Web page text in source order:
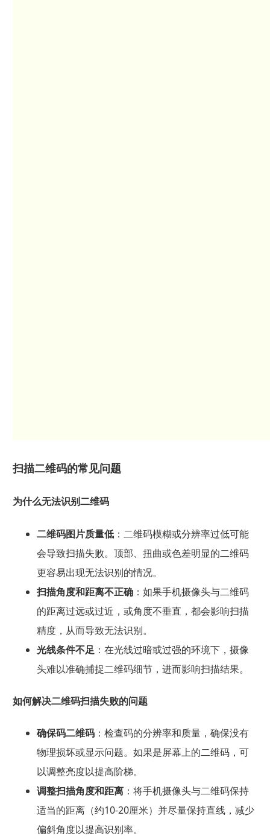
扫描二维码的常见问题
为什么无法识别二维码
二维码图片质量低：二维码模糊或分辨率过低可能
会导致扫描失败。顶部、扭曲或色差明显的二维码
更容易出现无法识别的情况。
扫描角度和距离不正确：如果手机摄像头与二维码
的距离过远或过近，或角度不垂直，都会影响扫描
精度，从而导致无法识别。
光线条件不足：在光线过暗或过强的环境下，摄像
头难以准确捕捉二维码细节，进而影响扫描结果。
如何解决二维码扫描失败的问题
确保码二维码：检查码的分辨率和质量，确保没有
物理损坏或显示问题。如果是屏幕上的二维码，可
以调整亮度以提高阶梯。
调整扫描角度和距离：将手机摄像头与二维码保持
适当的距离（约10-20厘米）并尽量保持直线，减少
偏斜角度以提高识别率。